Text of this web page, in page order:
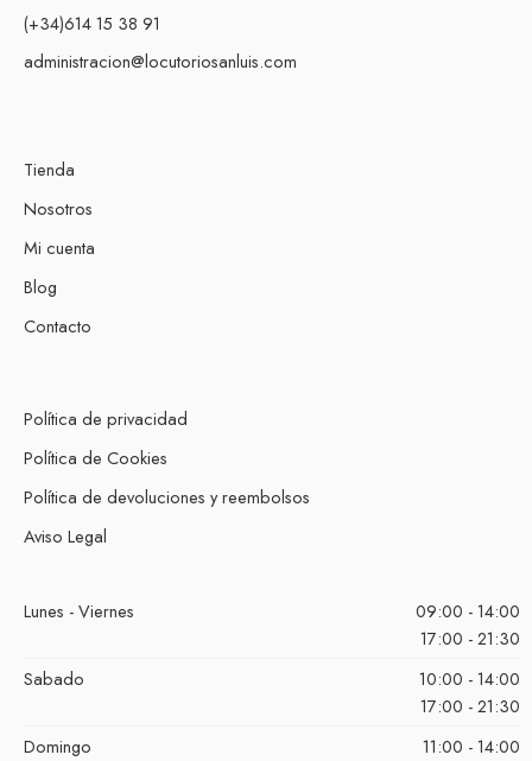
(+34)614 15 38 91
administracion@locutoriosanluis.com
Tienda
Nosotros
Mi cuenta
Blog
Contacto
Política de privacidad
Política de Cookies
Política de devoluciones y reembolsos
Aviso Legal
Lunes - Viernes
09:00 - 14:00
17:00 - 21:30
Sabado
10:00 - 14:00
17:00 - 21:30
Domingo
11:00 - 14:00